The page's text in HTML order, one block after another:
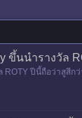
ขึ้นนํารางวัล
ล ROTY ปีนี้ถือว่าสูสี